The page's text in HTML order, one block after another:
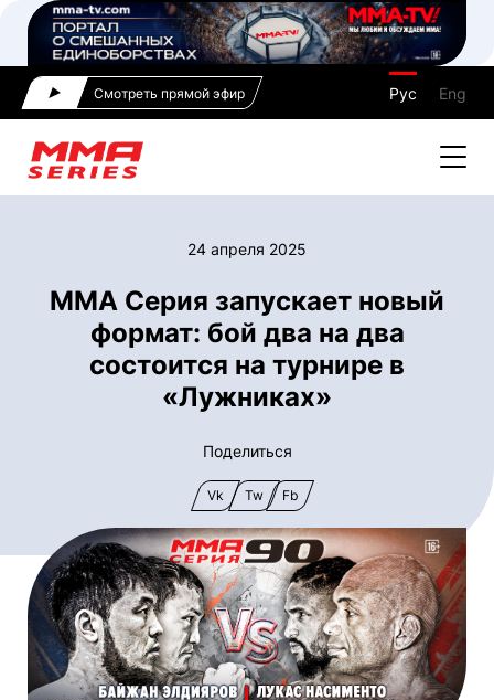
Смотреть прямой эфир Рус Eng
24 апреля 2025
ММА Серия запускает новый
формат: бой два на два
состоится на турнире в
«Лужниках»
Поделиться
Vk Tw Fb